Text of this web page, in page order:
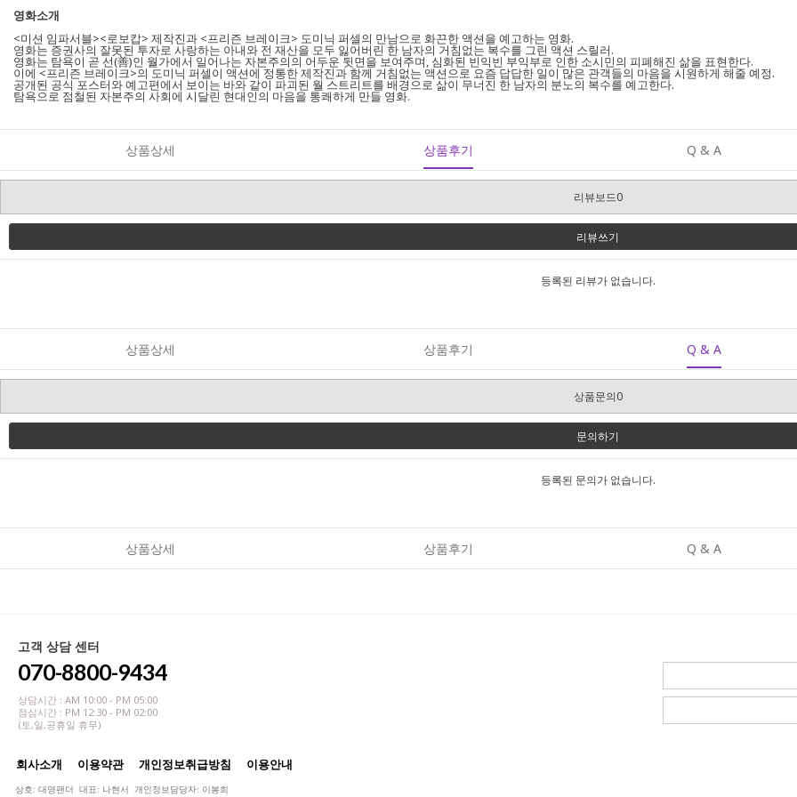
영화소개
<미션 임파서블><로보캅> 제작진과 <프리즌 브레이크> 도미닉 퍼셀의 만남으로 화끈한 액션을 예고하는 영화.
영화는 증권사의 잘못된 투자로 사랑하는 아내와 전 재산을 모두 잃어버린 한 남자의 거침없는 복수를 그린 액션 스릴러.
영화는 탐욕이 곧 선(善)인 월가에서 일어나는 자본주의의 어두운 뒷면을 보여주며, 심화된 빈익빈 부익부로 인한 소시민의 피폐해진 삶을 표현한다.
이에 <프리즌 브레이크>의 도미닉 퍼셀이 액션에 정통한 제작진과 함께 거침없는 액션으로 요즘 답답한 일이 많은 관객들의 마음을 시원하게 해줄 예정.
공개된 공식 포스터와 예고편에서 보이는 바와 같이 파괴된 월 스트리트를 배경으로 삶이 무너진 한 남자의 분노의 복수를 예고한다.
탐욕으로 점철된 자본주의 사회에 시달린 현대인의 마음을 통쾌하게 만들 영화.
상품상세 상품후기 Q & A
리뷰보드0
리뷰쓰기
등록된 리뷰가 없습니다.
상품상세 상품후기 Q & A
상품문의0
문의하기
등록된 문의가 없습니다.
상품상세 상품후기 Q & A
고객 상담 센터
070-8800-9434
상담시간 : AM 10:00 - PM 05:00
점심시간 : PM 12:30 - PM 02:00
(토,일,공휴일 휴무)
회사소개 이용약관 개인정보취급방침 이용안내
상호: 대영팬더 대표: 나현서 개인정보담당자: 이봉희